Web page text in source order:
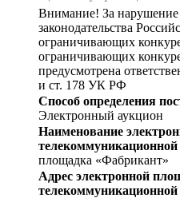
Внимание! За нарушение
законодательства
ограничивающих
ограничивающих
предусмотрена
и ст. 178 УК РФ
Способ определения
Электронный аукцион
Наименование
телекоммуникационной
площадка «Фабрикант»
Адрес электронной
телекоммуникационной